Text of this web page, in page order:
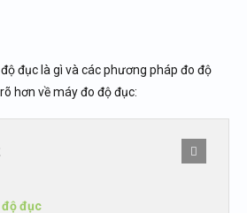
đục là gì và các phương pháp đo độ
hơn về máy đo độ đục:
độ đục